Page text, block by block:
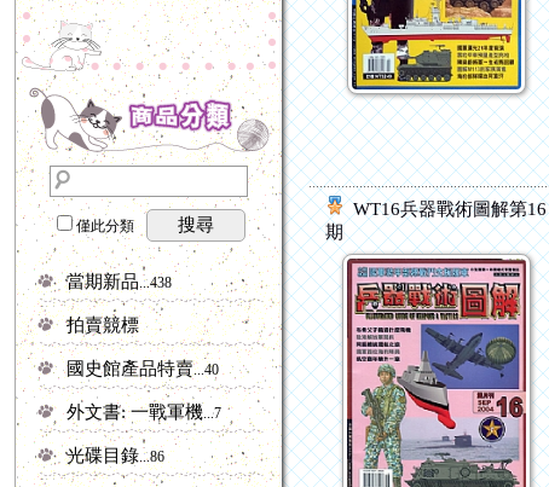
僅此分類 搜尋
當期新品 ...438
拍賣競標
國史館產品特賣...40
外文書: 一戰軍機 ...7
光碟目錄 ...86
WT16兵器戰術圖解第16
期